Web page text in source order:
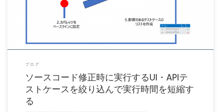
ブログ
ソースコード修正時に実行するUI・APIテ
ストケースを絞り込んで実行時間を短縮す
る